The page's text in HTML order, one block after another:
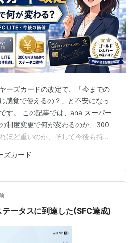
ーズカードの改定で、「今までの
感覚で使えるの？」と不安になっ
す。 この記事では、ana スーパー
制度変更で何が変わるのか、300
ほど重いのか、そして今後も持つ
ライアンスの資格、マイル修行の
めるので、自分に合った判断がし
制度の一次情報を確認したい方
更ページ、スーパーフライヤーズ
レージクラブ公式もあわせて見る
ズカード
ータスに到達した(SFC達成)